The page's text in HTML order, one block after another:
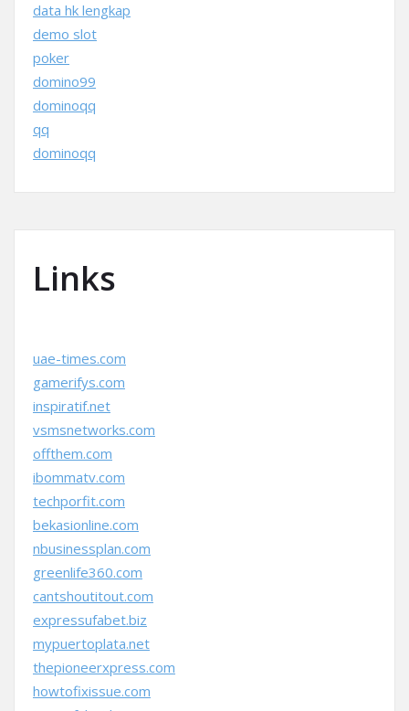
data hk lengkap
demo slot
poker
domino99
dominoqq
qq
dominoqq
Links
uae-times.com
gamerifys.com
inspiratif.net
vsmsnetworks.com
offthem.com
ibommatv.com
techporfit.com
bekasionline.com
nbusinessplan.com
greenlife360.com
cantshoutitout.com
expressufabet.biz
mypuertoplata.net
thepioneerxpress.com
howtofixissue.com